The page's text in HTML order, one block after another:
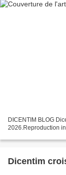
DICENTIM BLOG Dicentim de © Kamb/Ayants-droit.DicentimBlog
2026.Reproduction
Dicentim